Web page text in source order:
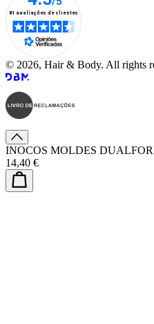
© 2026, Hair & Body. All rights
INOCOS MOLDES
14,40 €